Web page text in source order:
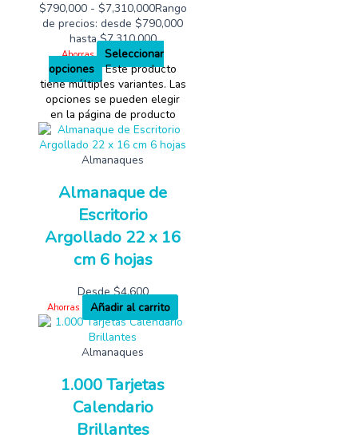
$790,000 - $7,310,000Rango
de precios: desde $790,000
hasta $7,310,000
Ahorras
Seleccionar
opciones
Este producto
tiene múltiples variantes. Las
opciones se pueden elegir
en la página de producto
Almanaques
Almanaque de
Escritorio
Argollado 22 x 16
cm 6 hojas
Desde$4,600
Ahorras Añadir al carrito
Almanaques
1.000 Tarjetas
Calendario
Brillantes